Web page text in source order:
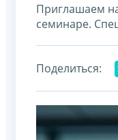
Приглашаем
семинаре.
Поделиться: